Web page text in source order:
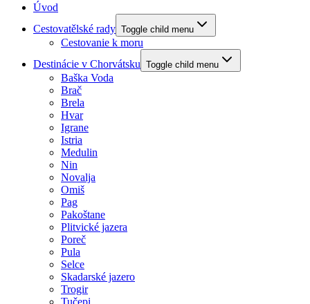
Úvod
Cestovatělské rady Toggle child menu
Cestovanie k moru
Destinácie v Chorvátsku Toggle child menu
Baška Voda
Brač
Brela
Hvar
Igrane
Istria
Medulin
Nin
Novalja
Omiš
Pag
Pakoštane
Plitvické jazera
Poreč
Pula
Selce
Skadarské jazero
Trogir
Tučepi